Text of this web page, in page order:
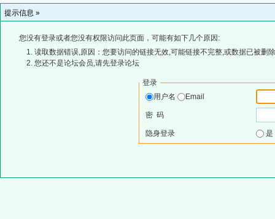
提示信息 »
您没有登录或者您没有权限访问此页面，可能有如下几个原因:
读取数据错误,原因：您要访问的链接无效,可能链接不完整,或数据已被删
您还不是论坛会员,请先登录论坛
登录
用户名
Email
密 码
隐身登录